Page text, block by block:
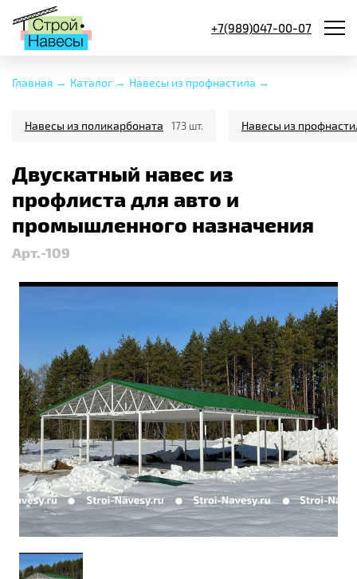
+7(989)047-00-07
Главная → Каталог → Навесы из профнастила →
Навесы из поликарбоната 173 шт. Навесы из
Двускатный навес из
профлиста для авто и
промышленного назначения
Арт.-109